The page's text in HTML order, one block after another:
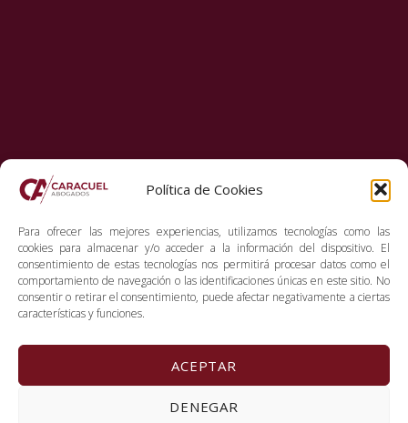
Política de Cookies
Para ofrecer las mejores experiencias, utilizamos tecnologías como las
cookies para almacenar y/o acceder a la información del dispositivo. El
consentimiento de estas tecnologías nos permitirá procesar datos como el
comportamiento de navegación o las identificaciones únicas en este sitio. No
consentir o retirar el consentimiento, puede afectar negativamente a ciertas
características y funciones.
ACEPTAR
DENEGAR
Copyright 2026. Caracuel Abogados